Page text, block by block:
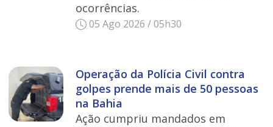
ocorrências.
05 Ago 2026 / 05h30
Operação da Polícia Civil contra
golpes prende mais de 50 pessoas
na Bahia
Ação cumpriu mandados em